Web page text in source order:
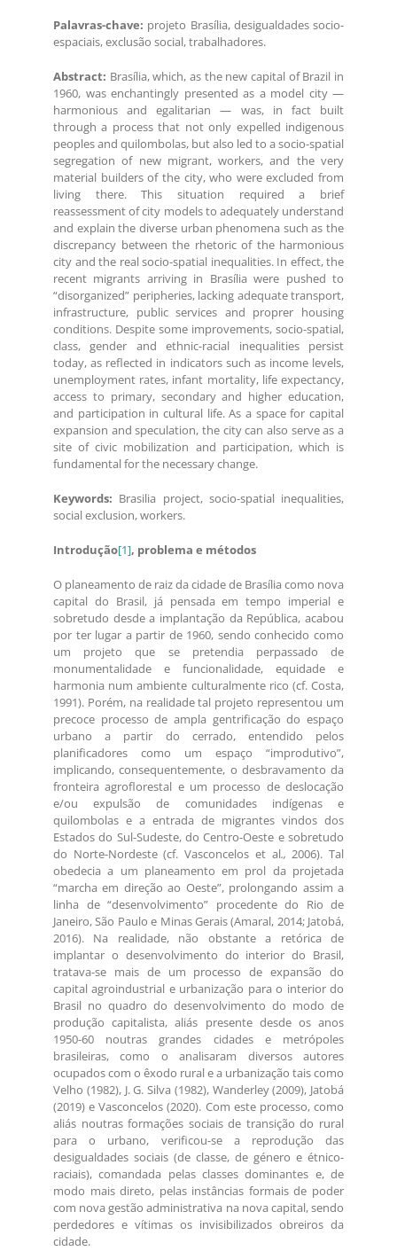
Palavras-chave: projeto Brasília, desigualdades socio-
espaciais, exclusão social, trabalhadores.
Abstract: Brasília, which, as the new capital of Brazil in
1960, was enchantingly presented as a model city —
harmonious and egalitarian — was, in fact built
through a process that not only expelled indigenous
peoples and quilombolas, but also led to a socio-spatial
segregation of new migrant, workers, and the very
material builders of the city, who were excluded from
living there. This situation required a brief
reassessment of city models to adequately understand
and explain the diverse urban phenomena such as the
discrepancy between the rhetoric of the harmonious
city and the real socio-spatial inequalities. In effect, the
recent migrants arriving in Brasília were pushed to
“disorganized” peripheries, lacking adequate transport,
infrastructure, public services and proprer housing
conditions. Despite some improvements, socio-spatial,
class, gender and ethnic-racial inequalities persist
today, as reflected in indicators such as income levels,
unemployment rates, infant mortality, life expectancy,
access to primary, secondary and higher education,
and participation in cultural life. As a space for capital
expansion and speculation, the city can also serve as a
site of civic mobilization and participation, which is
fundamental for the necessary change.
Keywords: Brasilia project, socio-spatial inequalities,
social exclusion, workers.
Introdução[1], problema e métodos
O planeamento de raiz da cidade de Brasília como nova
capital do Brasil, já pensada em tempo imperial e
sobretudo desde a implantação da República, acabou
por ter lugar a partir de 1960, sendo conhecido como
um projeto que se pretendia perpassado de
monumentalidade e funcionalidade, equidade e
harmonia num ambiente culturalmente rico (cf. Costa,
1991). Porém, na realidade tal projeto representou um
precoce processo de ampla gentrificação do espaço
urbano a partir do cerrado, entendido pelos
planificadores como um espaço “improdutivo”,
implicando, consequentemente, o desbravamento da
fronteira agroflorestal e um processo de deslocação
e/ou expulsão de comunidades indígenas e
quilombolas e a entrada de migrantes vindos dos
Estados do Sul-Sudeste, do Centro-Oeste e sobretudo
do Norte-Nordeste (cf. Vasconcelos et al., 2006). Tal
obedecia a um planeamento em prol da projetada
“marcha em direção ao Oeste”, prolongando assim a
linha de “desenvolvimento” procedente do Rio de
Janeiro, São Paulo e Minas Gerais (Amaral, 2014; Jatobá,
2016). Na realidade, não obstante a retórica de
implantar o desenvolvimento do interior do Brasil,
tratava-se mais de um processo de expansão do
capital agroindustrial e urbanização para o interior do
Brasil no quadro do desenvolvimento do modo de
produção capitalista, aliás presente desde os anos
1950-60 noutras grandes cidades e metrópoles
brasileiras, como o analisaram diversos autores
ocupados com o êxodo rural e a urbanização tais como
Velho (1982), J. G. Silva (1982), Wanderley (2009), Jatobá
(2019) e Vasconcelos (2020). Com este processo, como
aliás noutras formações sociais de transição do rural
para o urbano, verificou-se a reprodução das
desigualdades sociais (de classe, de género e étnico-
raciais), comandada pelas classes dominantes e, de
modo mais direto, pelas instâncias formais de poder
com nova gestão administrativa na nova capital, sendo
perdedores e vítimas os invisibilizados obreiros da
cidade.